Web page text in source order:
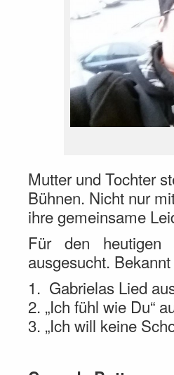
Mutter und Tochter
Bühnen. Nicht nur
ihre gemeinsame
Für den heutigen
ausgesucht.
1. Gabrielas Lied
2. „Ich fühl wie Du“
3. „Ich will keine